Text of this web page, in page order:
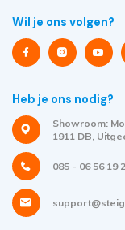
Wil je ons volgen?
Heb je ons nodig?
Showroom:
1911 DB,
085 - 06 56 19 2